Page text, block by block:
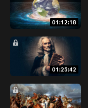
01:12:18
01:25:42